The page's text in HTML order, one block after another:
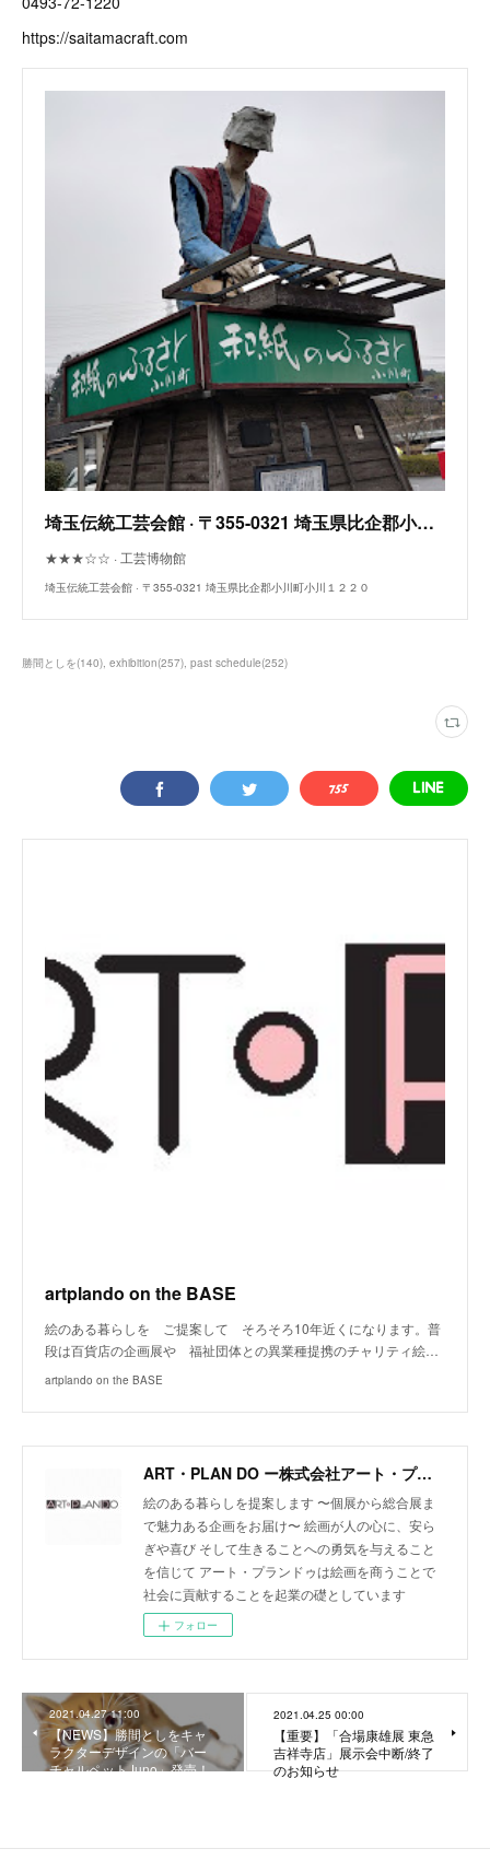
https://saitamacraft.com
埼玉伝統工芸会館 · 〒355-0321 埼玉県比企郡小川町小川１２２０
★★★☆☆ · 工芸博物館
埼玉伝統工芸会館 · 〒355-0321 埼玉県比企郡小川町小川１２２０
勝間としを(140) exhibition(257) past schedule(252)
artplando on the BASE
絵のある暮らしを ご提案して そろそろ10年近くになります。普
段は百貨店の企画展や 福祉団体との異業種提携のチャリティ絵…
artplando on the BASE
ART・PLAN DO ー株式会社アート・プランドゥー
絵のある暮らしを提案します 〜個展から総合展ま
で魅力ある企画をお届け〜 絵画が人の心に、安ら
ぎや喜び そして生きることへの勇気を与えること
を信じて アート・プランドゥは絵画を商うことで
社会に貢献することを起業の礎としています
フォロー
2021.04.27 11:00
【NEWS】勝間としをキャ
ラクターデザインの「バー
チャルペットJuno」発売！
2021.04.25 00:00
【重要】「合場康雄展 東急
吉祥寺店」展示会中断/終了
のお知らせ